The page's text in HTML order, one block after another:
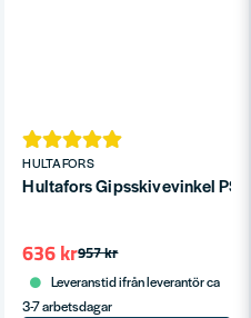
HULTAFORS
Hultafors Gipsskivevinkel PS
957 kr
636 kr
Leveranstid ifrån leverantör ca
3-7 arbetsdagar